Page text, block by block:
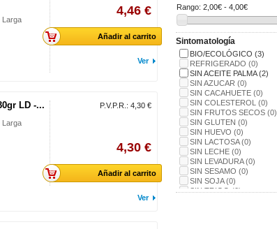
Larga
4,46 €
Añadir al carrito
Ver
LD -...
Larga
P.V.P.R.: 4,30 €
4,30 €
Añadir al carrito
Ver
Rango: 2,00€ - 4,00€
Sintomatología
BIO/ECOLÓGICO (3)
REFRIGERADO (0)
SIN ACEITE PALMA(2)
SIN AZUCAR (0)
SIN CACAHUETE (0)
SIN COLESTEROL (0)
SIN FRUTOS SECOS (0)
SIN GLUTEN (0)
SIN HUEVO (0)
SIN LACTOSA(0)
SIN LECHE (0)
SIN LEVADURA(0)
SIN SESAMO (0)
SIN SOJA(0)
SIN TRIGO(0)